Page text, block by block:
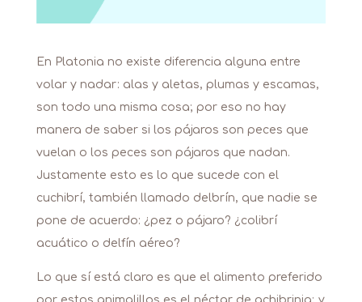
En Platonia no existe diferencia alguna entre
volar y nadar: alas y aletas, plumas y escamas,
son todo una misma cosa; por eso no hay
manera de saber si los pájaros son peces que
vuelan o los peces son pájaros que nadan.
Justamente esto es lo que sucede con el
cuchibrí, también llamado delbrín, que nadie se
pone de acuerdo: ¿pez o pájaro? ¿colibrí
acuático o delfín aéreo?
Lo que sí está claro es que el alimento preferido